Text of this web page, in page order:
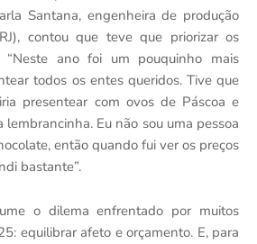
Santana, engenheira de produção
contou que teve que priorizar os
“Neste ano foi um pouquinho mais
todos os entes queridos. Tive que
presentear com ovos de Páscoa e
Eu não sou uma pessoa
então quando fui ver os preços
bastante”.
o dilema enfrentado por muitos
equilibrar afeto e orçamento. E, para